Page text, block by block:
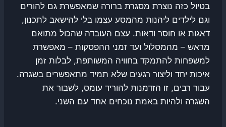
בטיול כזה נוצרת מסגרת ברורה שמאפשרת גם להורים
וגם לילדים ליהנות מהמסע עצמו בלי להישאב לתכנון,
דאגות או חוסר ודאות. עצם העובדה שהכול מתואם
מראש – מהמסלול ועד זמני ההפסקות – מאפשרת
למשפחות להתמקד בחוויה המשותפת, לבלות זמן
איכות יחד וליצור רגעים שלא תמיד מתאפשרים בשגרה.
עבור רבים, זו הזדמנות להוריד עומס, לשבור את
השגרה ולהיות באמת נוכחים אחד עם השני.